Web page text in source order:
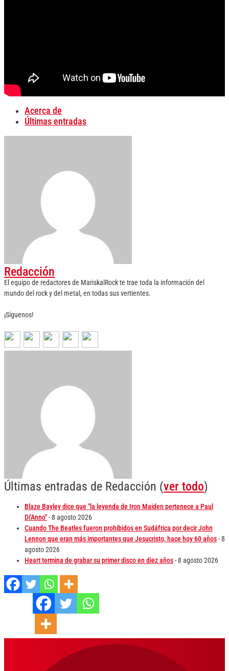
Acerca de
Últimas entradas
Redacción
El equipo de redactores de MariskalRock te trae toda la información del
mundo del rock y del metal, en todas sus vertientes.
¡Síguenos!
Últimas entradas de Redacción (ver todo)
Blaze Bayley dice que "la leyenda de Iron Maiden pertenece a Paul
Di'Anno"- 8 agosto 2026
Cuando The Beatles fueron prohibidos en Sudáfrica por decir John
Lennon que eran más importantes que Jesucristo, hace hoy 60 años- 8
agosto 2026
Heart termina de grabar su primer disco en diez años- 8 agosto 2026